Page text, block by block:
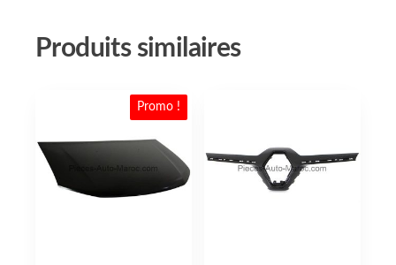
Produits similaires
Promo !